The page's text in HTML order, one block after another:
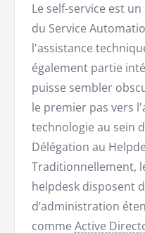
Le self-service est
du Service
l'assistance
également partie
puisse sembler
le premier pas vers
technologie au sein
Délégation au
Traditionnellement,
helpdesk disposent
d’administration
comme Active